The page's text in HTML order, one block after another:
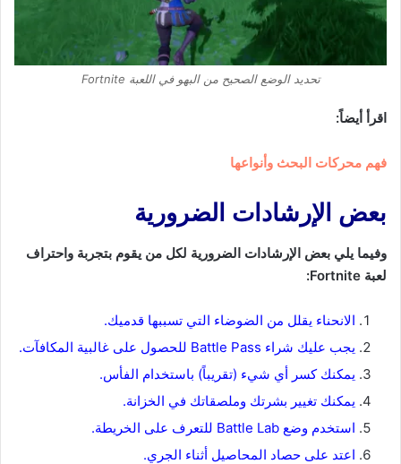
تحديد الوضع الصحيح من البهو في اللعبة Fortnite
اقرأ أيضاً:
فهم محركات البحث وأنواعها
بعض الإرشادات الضرورية
وفيما يلي بعض الإرشادات الضرورية لكل من يقوم بتجربة واحتراف
لعبة Fortnite:
الانحناء يقلل من الضوضاء التي تسببها قدميك.
يجب عليك شراء Battle Pass للحصول على غالبية المكافآت.
يمكنك كسر أي شيء (تقريباً) باستخدام الفأس.
يمكنك تغيير بشرتك وملصقاتك في الخزانة.
استخدم وضع Battle Lab للتعرف على الخريطة.
اعتد على حصاد المحاصيل أثناء الجري.